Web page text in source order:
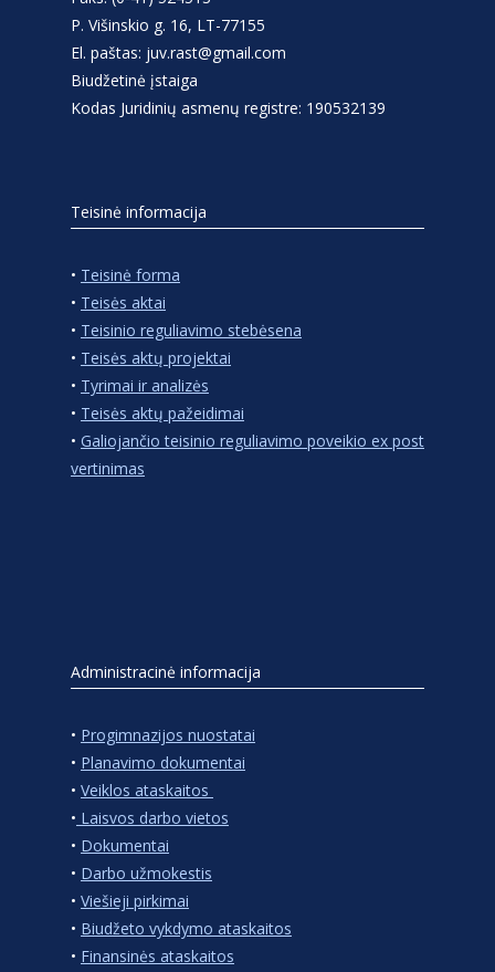
P. Višinskio g. 16, LT-77155
El. paštas: juv.rast@gmail.com
Biudžetinė įstaiga
Kodas Juridinių asmenų registre: 190532139
Teisinė informacija
• Teisinė forma
• Teisės aktai
• Teisinio reguliavimo stebėsena
• Teisės aktų projektai
• Tyrimai ir analizės
• Teisės aktų pažeidimai
• Galiojančio teisinio reguliavimo poveikio ex post
vertinimas
Administracinė informacija
• Progimnazijos nuostatai
• Planavimo dokumentai
• Veiklos ataskaitos
• Laisvos darbo vietos
• Dokumentai
• Darbo užmokestis
• Viešieji pirkimai
• Biudžeto vykdymo ataskaitos
• Finansinės ataskaitos